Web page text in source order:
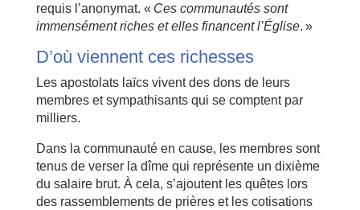
requis l’anonymat. « Ces communautés sont
immensément riches et elles financent l’Église. »
D’où viennent ces richesses
Les apostolats laïcs vivent des dons de leurs
membres et sympathisants qui se comptent par
milliers.
Dans la communauté en cause, les membres sont
tenus de verser la dîme qui représente un dixième
du salaire brut. À cela, s’ajoutent les quêtes lors
des rassemblements de prières et les cotisations